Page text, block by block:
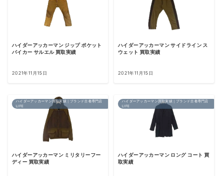
ハイダーアッカーマン ジップ ポケット
バイカー サルエル 買取実績
2021年11月15日
ハイダーアッカーマン サイドライン ス
ウェット 買取実績
2021年11月15日
ハイダーアッカーマン買取実績｜ブランド古着専門店
LIFE
ハイダーアッカーマン ミリタリーフー
ディー 買取実績
ハイダーアッカーマン買取実績｜ブランド古着専門店
LIFE
ハイダーアッカーマン ロング コート 買
取実績